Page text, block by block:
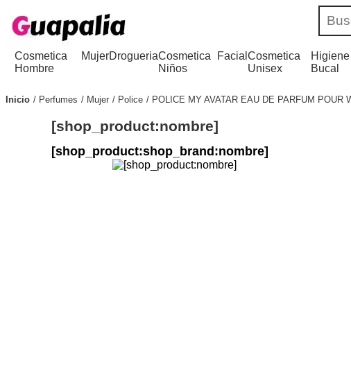
Cosmetica
Hombre
MujerDrogueriaCosmetica
Niños
FacialCosmetica
Unisex
Higiene
Bucal
Inicio Perfumes Mujer Police POLICE MY AVATAR EAU DE PARFUM POUR
[shop_product:nombre]
[shop_product:shop_brand:nombre]